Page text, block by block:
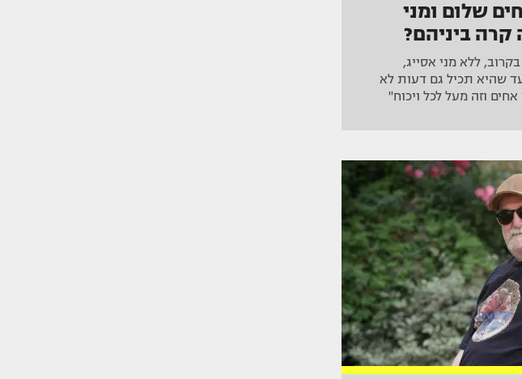
שלום ומני
קרה ביניהם?
2" יתחילו בקרוב, ללא מני אסייג,
שהיא תכיל גם דעות לא
וזה מעל לכל ויכוח"